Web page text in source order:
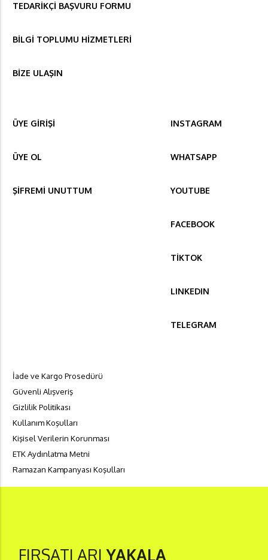
TEDARİKÇİ BAŞVURU FORMU
BİLGİ TOPLUMU HİZMETLERİ
BİZE ULAŞIN
ÜYE GİRİŞİ
ÜYE OL
ŞİFREMİ UNUTTUM
INSTAGRAM
WHATSAPP
YOUTUBE
FACEBOOK
TİKTOK
LINKEDIN
TELEGRAM
İade ve Kargo Prosedürü
Güvenli Alışveriş
Gizlilik Politikası
Kullanım Koşulları
Kişisel Verilerin Korunması
ETK Aydınlatma Metni
Ramazan Kampanyası Koşulları
FIRSATLARIYAKALA